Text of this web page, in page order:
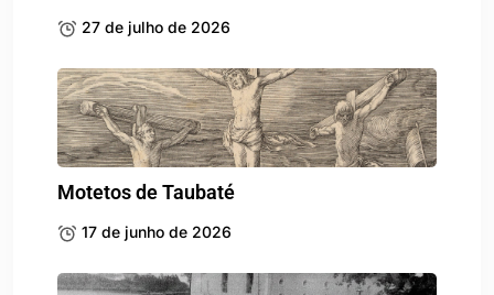
27 de julho de 2026
Motetos de Taubaté
17 de junho de 2026